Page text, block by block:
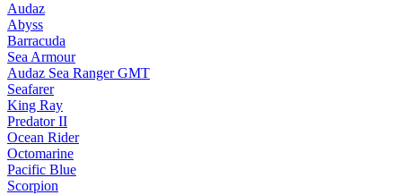
Audaz
Abyss
Barracuda
Sea Armour
Audaz Sea Ranger GMT
Seafarer
King Ray
Predator II
Ocean Rider
Octomarine
Pacific Blue
Scorpion